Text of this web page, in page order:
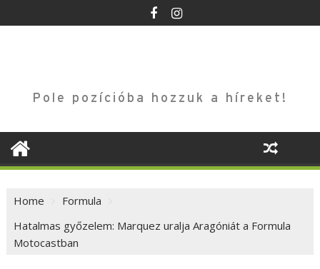
to
Pole pozícióba hozzuk a híreket!
Home
Formula
Hatalmas győzelem: Marquez uralja Aragóniát a Formula
Motocastban